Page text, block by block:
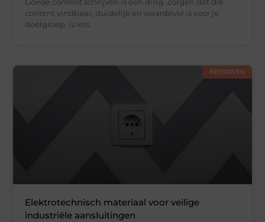
content vindbaar, duidelijk en waardevol is voor je
doelgroep, is iets
BEDRIJVEN
Elektrotechnisch materiaal voor veilige
industriële aansluitingen